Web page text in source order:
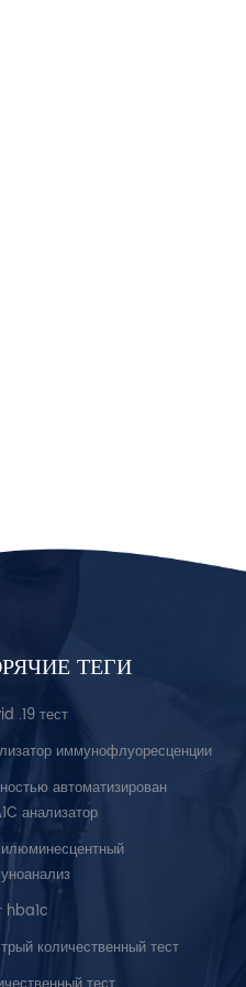
ТЕГИ
.19 тест
иммунофлуоресценции
автоматизирован
анализатор
hba1c
количественный тест